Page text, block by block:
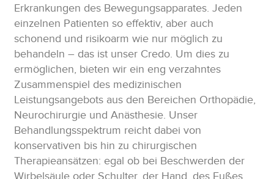
Erkrankungen des Bewegungsapparates. Jeden
einzelnen Patienten so effektiv, aber auch
schonend und risikoarm wie nur möglich zu
behandeln – das ist unser Credo. Um dies zu
ermöglichen, bieten wir ein eng verzahntes
Zusammenspiel des medizinischen
Leistungsangebots aus den Bereichen Orthopädie,
Neurochirurgie und Anästhesie. Unser
Behandlungsspektrum reicht dabei von
konservativen bis hin zu chirurgischen
Therapieansätzen: egal ob bei Beschwerden der
Wirbelsäule oder Schulter, der Hand, des Fußes,